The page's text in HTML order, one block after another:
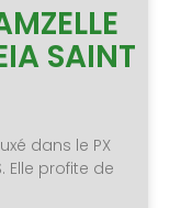
SAINT
dans le PX
Elle profite de